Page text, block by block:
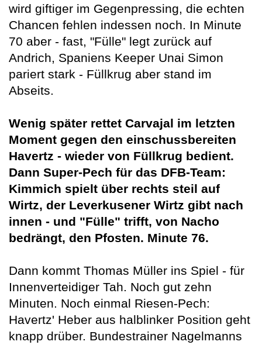
wird giftiger im Gegenpressing, die echten
Chancen fehlen indessen noch. In Minute
70 aber - fast, "Fülle" legt zurück auf
Andrich, Spaniens Keeper Unai Simon
pariert stark - Füllkrug aber stand im
Abseits.
Wenig später rettet Carvajal im letzten
Moment gegen den einschussbereiten
Havertz - wieder von Füllkrug bedient.
Dann Super-Pech für das DFB-Team:
Kimmich spielt über rechts steil auf
Wirtz, der Leverkusener Wirtz gibt nach
innen - und "Fülle" trifft, von Nacho
bedrängt, den Pfosten. Minute 76.
Dann kommt Thomas Müller ins Spiel - für
Innenverteidiger Tah. Noch gut zehn
Minuten. Noch einmal Riesen-Pech:
Havertz' Heber aus halblinker Position geht
knapp drüber. Bundestrainer Nagelmanns